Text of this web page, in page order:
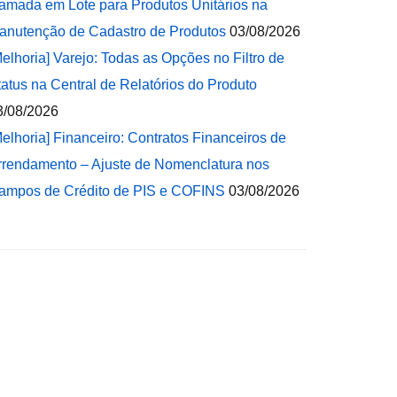
em Lote para Produtos Unitários na
de Cadastro de Produtos 03/08/2026
Varejo: Todas as Opções no Filtro de
na Central de Relatórios do Produto
08/2026
Financeiro: Contratos Financeiros de
– Ajuste de Nomenclatura nos
de Crédito de PIS e COFINS 03/08/2026